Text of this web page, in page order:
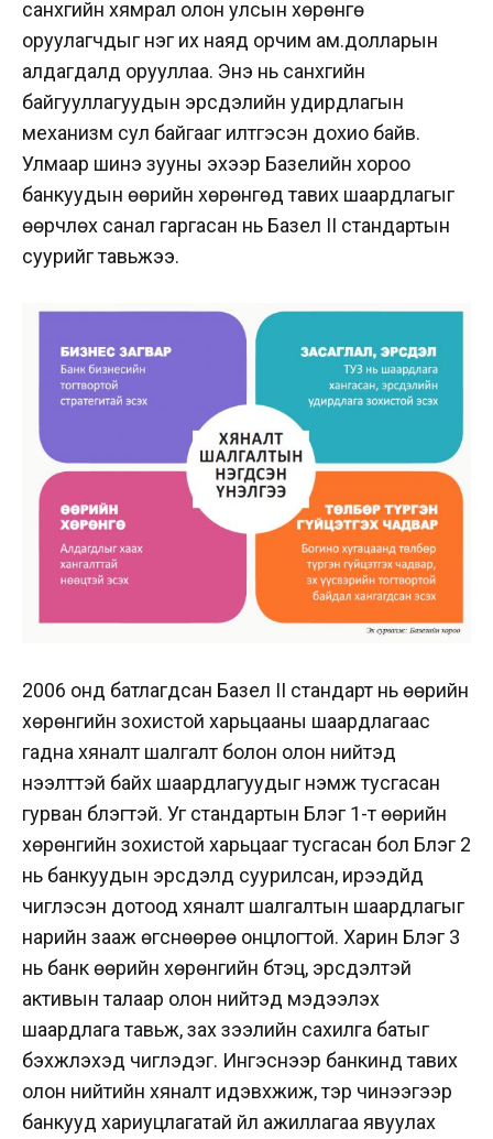
санхүүгийн хямрал олон улсын хөрөнгө
оруулагчдыг нэг их наяд орчим ам.долларын
алдагдалд орууллаа. Энэ нь санхүүгийн
байгууллагуудын эрсдэлийн удирдлагын
механизм сул байгааг илтгэсэн дохио байв.
Улмаар шинэ зууны эхээр Базелийн хороо
банкуудын өөрийн хөрөнгөд тавих шаардлагыг
өөрчлөх санал гаргасан нь Базел II стандартын
суурийг тавьжээ.
2006 онд батлагдсан Базел II стандарт нь өөрийн
хөрөнгийн зохистой харьцааны шаардлагаас
гадна хяналт шалгалт болон олон нийтэд
нээлттэй байх шаардлагуудыг нэмж тусгасан
гурван бүлэгтэй. Уг стандартын Бүлэг 1-т өөрийн
хөрөнгийн зохистой харьцааг тусгасан бол Бүлэг 2
нь банкуудын эрсдэлд суурилсан, ирээдүйд
чиглэсэн дотоод хяналт шалгалтын шаардлагыг
нарийн зааж өгснөөрөө онцлогтой. Харин Бүлэг 3
нь банк өөрийн хөрөнгийн бүтэц, эрсдэлтэй
активын талаар олон нийтэд мэдээлэх
шаардлага тавьж, зах зээлийн сахилга батыг
бэхжүүлэхэд чиглэдэг. Ингэснээр банкинд тавих
олон нийтийн хяналт идэвхжиж, тэр чинээгээр
банкууд хариуцлагатай үйл ажиллагаа явуулах